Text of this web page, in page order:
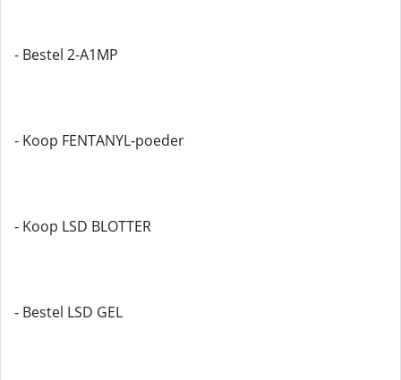
- Bestel 2-A1MP
- Koop FENTANYL-poeder
- Koop LSD BLOTTER
- Bestel LSD GEL